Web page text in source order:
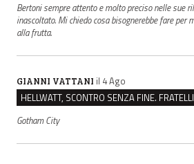
Bertoni sempre attento e molto preciso nelle sue
inascoltato. Mi chiedo cosa bisognerebbe fare per
alla frutta.
GIANNI VATTANI il 4 Ago
Gotham City